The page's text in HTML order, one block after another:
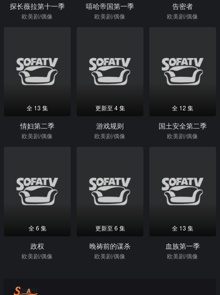
探长薇拉第十一季
欧美剧/偶像
嘻哈帝国第一季
欧美剧/偶像
告密者
欧美剧/偶像
全 13 集
情妇第二季
欧美剧/偶像
更新至 4 集
游戏规则
欧美剧/偶像
全 12 集
国土安全第二季
欧美剧/偶像
全 6 集
政权
欧美剧/偶像
更新至 6 集
晚祷前的谋杀
欧美剧/偶像
全 13 集
血族第一季
欧美剧/偶像